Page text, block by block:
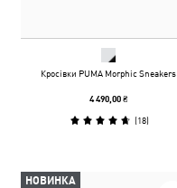
Кросівки PUMA Morphic Sneakers
4 490,00 ₴
(18)
НОВИНКА